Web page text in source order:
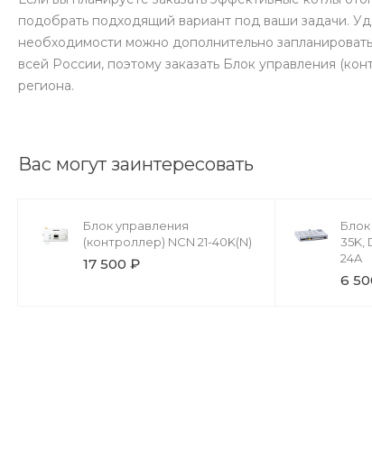
подобрать подходящий вариант под ваши задачи.
необходимости можно дополнительно
всей России, поэтому заказать Блок управления
региона.
Вас могут заинтересовать
Блок управления
(контроллер) NCN 21-40K(N)
17 500 ₽
Блок
35K,
24A
6